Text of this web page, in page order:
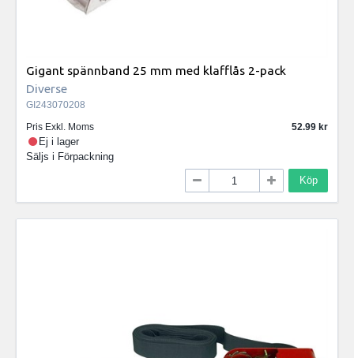
Gigant spännband 25 mm med klafflås 2-pack
Diverse
GI243070208
Pris Exkl. Moms
52.99
Ej i lager
Säljs i Förpackning
Köp